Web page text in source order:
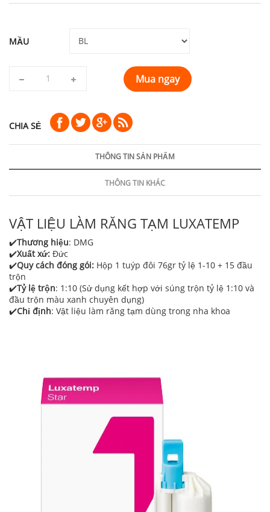
MẦU
Mua ngay
CHIA SẺ
THÔNG TIN SẢN PHẨM
THÔNG TIN KHÁC
VẬT LIỆU LÀM RĂNG TẠM LUXATEMP
✔️Thương hiệu: DMG
✔️Xuất xứ: Đức
✔️Quy cách đóng gói: Hộp 1 tuýp đôi 76gr tỷ lệ 1-10 + 15 đầu
trộn
✔️Tỷ lệ trộn: 1:10 (Sử dụng kết hợp với súng trộn tỷ lệ 1:10 và
đầu trộn màu xanh chuyên dụng)
✔️Chỉ định: Vật liệu làm răng tạm dùng trong nha khoa